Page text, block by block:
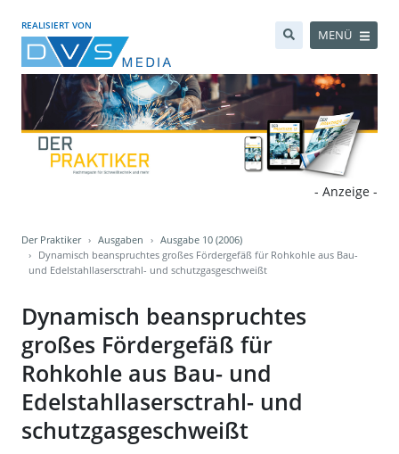
REALISIERT VON
MENÜ
- Anzeige -
Der Praktiker Ausgaben
Ausgabe 10 (2006)
Dynamisch beanspruchtes großes Fördergefäß für Rohkohle aus Bau-
und Edelstahllasersctrahl- und schutzgasgeschweißt
Dynamisch beanspruchtes
großes Fördergefäß für
Rohkohle aus Bau- und
Edelstahllasersctrahl- und
schutzgasgeschweißt